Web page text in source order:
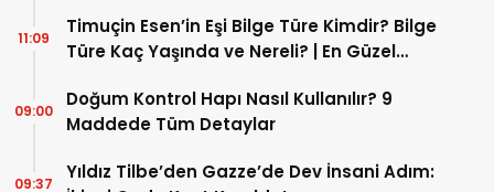
Timuçin Esen’in Eşi Bilge Türe Kimdir? Bilge
Türe Kaç Yaşında ve Nereli? | En Güzel
11:09
Doğum Kontrol Hapı Nasıl Kullanılır? 9
Maddede Tüm Detaylar
09:00
Yıldız Tilbe’den Gazze’de Dev İnsani Adım:
09:37